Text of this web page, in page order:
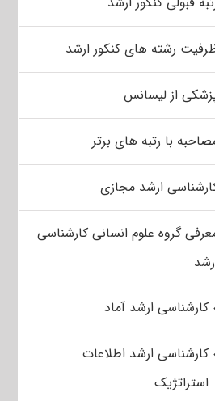
رشته های کنکور ارشد
از لیسانس
با رتبه های برتر
ارشد مجازی
گروه علوم انسانی کارشناسی
کارشناسی ارشد آماد
کارشناسی ارشد اطلاعات
استراتژیک